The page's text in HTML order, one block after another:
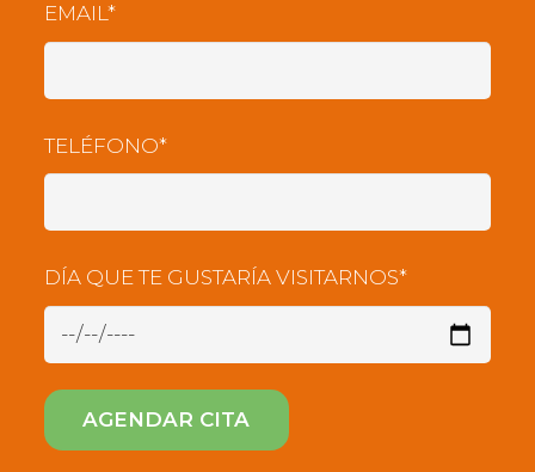
EMAIL*
TELÉFONO*
DÍA QUE TE GUSTARÍA VISITARNOS*